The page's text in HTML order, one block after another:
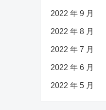
2022 年 9 月
2022 年 8 月
2022 年 7 月
2022 年 6 月
2022 年 5 月